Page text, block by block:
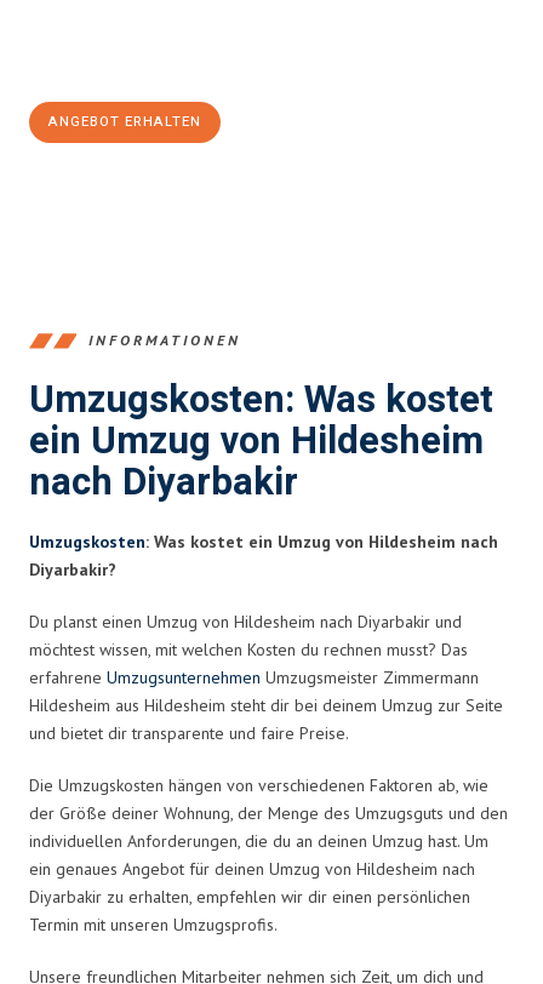
ANGEBOT ERHALTEN
INFORMATIONEN
Umzugskosten: Was kostet
ein Umzug von Hildesheim
nach Diyarbakir
Umzugskosten: Was kostet ein Umzug von Hildesheim nach
Diyarbakir?
Du planst einen Umzug von Hildesheim nach Diyarbakir und
möchtest wissen, mit welchen Kosten du rechnen musst? Das
erfahrene Umzugsunternehmen Umzugsmeister Zimmermann
Hildesheim aus Hildesheim steht dir bei deinem Umzug zur Seite
und bietet dir transparente und faire Preise.
Die Umzugskosten hängen von verschiedenen Faktoren ab, wie
der Größe deiner Wohnung, der Menge des Umzugsguts und den
individuellen Anforderungen, die du an deinen Umzug hast. Um
ein genaues Angebot für deinen Umzug von Hildesheim nach
Diyarbakir zu erhalten, empfehlen wir dir einen persönlichen
Termin mit unseren Umzugsprofis.
Unsere freundlichen Mitarbeiter nehmen sich Zeit, um dich und